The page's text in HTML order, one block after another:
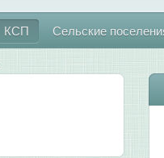
КСП Сельские